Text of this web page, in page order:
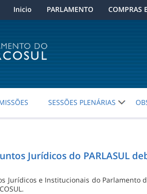
Inicio PARLAMENTO COMPRAS
SESSÕES PLENÁRIAS
Jurídicos do PARLASUL
Jurídicos e Institucionais do Parlamento